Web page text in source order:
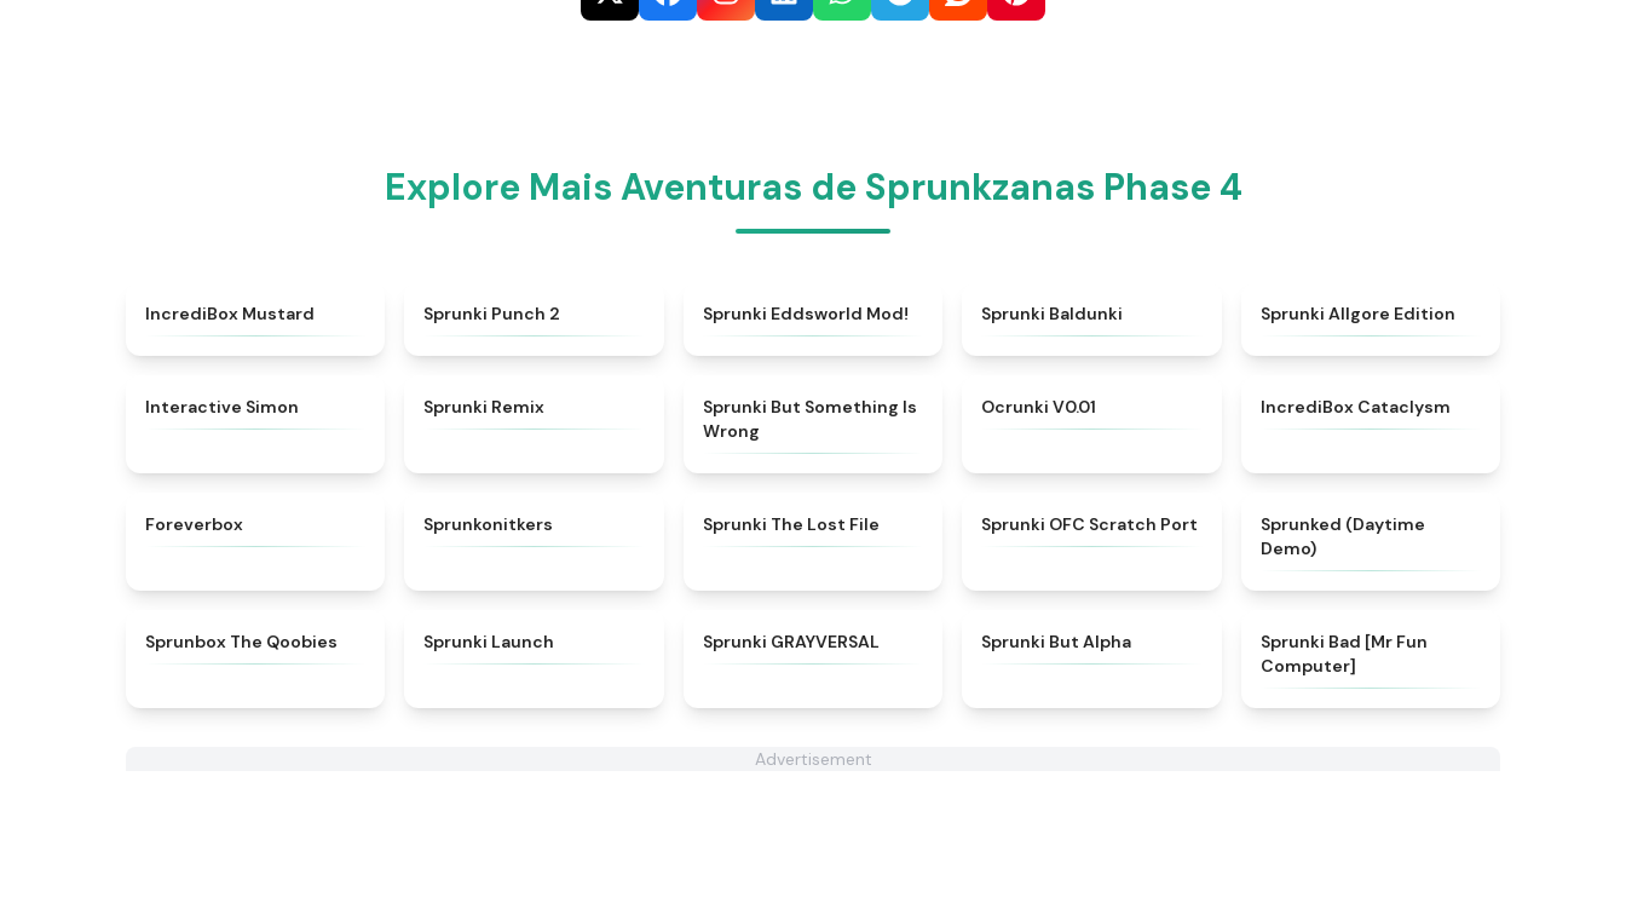
Explore Mais Aventuras de Sprunkzanas Phase 4
IncrediBox Mustard Sprunki Punch 2 ★
Sprunki Eddsworld Mod! Sprunki Baldunki Sprunki Allgore Edition
Interactive Simon Sprunki Remix 4.9
Sprunki But Something Is
Wrong
Ocrunki V0.01 IncrediBox Cataclysm
Foreverbox Sprunkonitkers Sprunki The Lost File ★ 4.7
Sprunki OFC Scratch Port
Sprunked (Daytime
Demo)
Sprunbox The Qoobies Sprunki Launch Sprunki GRAYVERSAL Sprunki But Alpha
Sprunki Bad [Mr Fun
Computer]
Advertisement